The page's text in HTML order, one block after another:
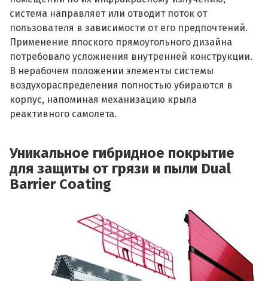
система направляет или отводит поток от
пользователя в зависимости от его предпочтений.
Применение плоского прямоугольного дизайна
потребовало усложнения внутренней конструкции.
В нерабочем положении элементы системы
воздухораспределения полностью убираются в
корпус, напоминая механизацию крыла
реактивного самолета.
Уникальное гибридное покрытие
для защиты от грязи и пыли Dual
Barrier Coating